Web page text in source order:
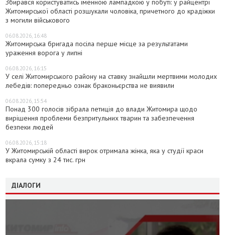
Збирався користуватись іменною лампадкою у побуті: у райцентрі
Житомирської області розшукали чоловіка, причетного до крадіжки
з могили військового
06.08.2026, 16:48
Житомирська бригада посіла перше місце за результатами
ураження ворога у липні
06.08.2026, 16:15
У селі Житомирського району на ставку знайшли мертвими молодих
лебедів: попередньо ознак браконьєрства не виявили
06.08.2026, 15:54
Понад 300 голосів зібрала петиція до влади Житомира щодо
вирішення проблеми безпритульних тварин та забезпечення
безпеки людей
06.08.2026, 15:18
У Житомирській області вирок отримала жінка, яка у студії краси
вкрала сумку з 24 тис. грн
ДІАЛОГИ